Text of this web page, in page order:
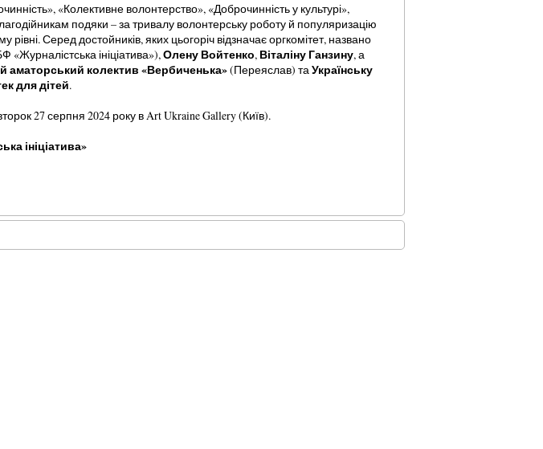
«Колективне волонтерство», «Доброчинність у культурі»,
подяки – за тривалу волонтерську роботу й популяризацію
рівні. Серед достойників, яких цьогоріч відзначає оргкомітет, названо
«Журналістська ініціатива»),Олену Войтенко, Віталіну Ганзину, а
аматорський колектив «Вербиченька»(Переяслав) таУкраїнську
для дітей.
27 серпня 2024 року в Art Ukraine Gallery (Київ).
ініціатива»